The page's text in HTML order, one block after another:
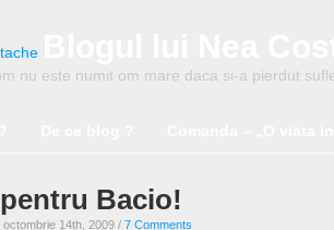
nu este numit om mare daca si-a pierdut
Bacio!
14th, 2009 / 7 Comments